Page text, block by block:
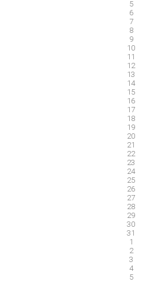
5
6
7
8
9
10
11
12
13
14
15
16
17
18
19
20
21
22
23
24
25
26
27
28
29
30
31
1
2
3
4
5